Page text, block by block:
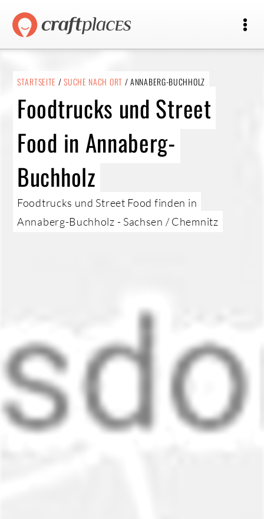
STARTSEITE /SUCHE NACH ORT / ANNABERG-BUCHHOLZ
Foodtrucks und Street
Food in Annaberg-
Buchholz
Foodtrucks und Street Food finden in
Annaberg-Buchholz - Sachsen / Chemnitz